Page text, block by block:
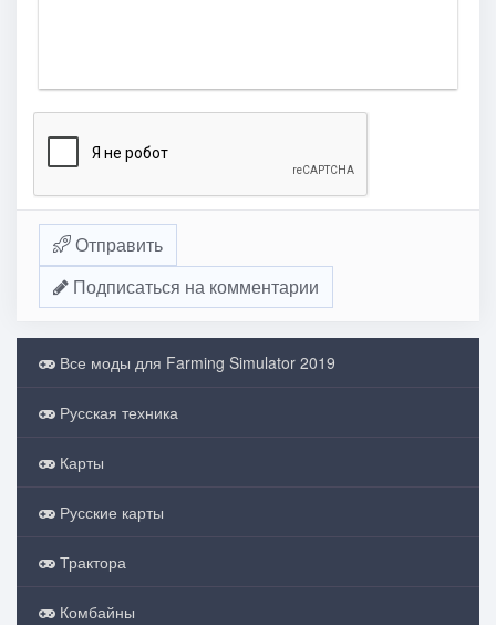
Отправить
Подписаться на комментарии
Все моды для Farming Simulator 2019
Русская техника
Карты
Русские карты
Трактора
Комбайны